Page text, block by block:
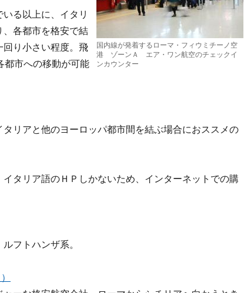
国内線が発着するローマ・フィウミチーノ空
港 ゾーンＡ エア・ワン航空のチェックイ
ンカウンター
る以上に、イタリ
、各都市を格安で結
回り小さい程度。飛
都市への移動が可能
リアと他のヨーロッパ都市間を結ぶ場合におススメの
タリア語のＨＰしかないため、インターネットでの購
フトハンザ系。